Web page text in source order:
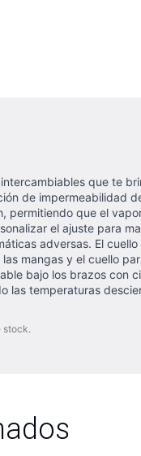
que te
de impermeabilidad
que el
el ajuste para
adversas. El
mangas y el cuello
bajo los brazos con
las temperaturas
stock.